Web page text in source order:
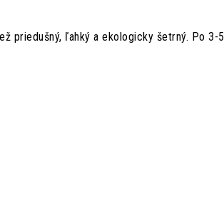
priedušný, ľahký a ekologicky šetrný. Po 3-5